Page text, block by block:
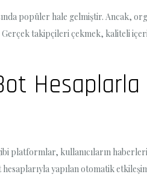
popüler hale gelmiştir. Ancak,
Gerçek takipçileri çekmek, kaliteli
Hesaplarla
platformlar, kullanıcıların
yapılan otomatik